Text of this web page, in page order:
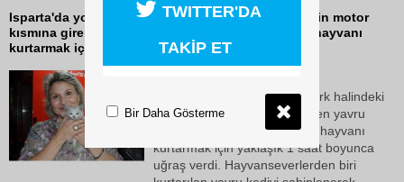
Isparta'da yolda geçerken park halindeki otomobilin motor
kısmına giren yavru kediyi gören hayvanseverler, hayvanı
kurtarmak için yaklaşık 1 saat boyunca...
Isparta'da yolda geçerken park halindeki
otomobilin motor kısmına giren yavru
kediyi gören hayvanseverler, hayvanı
kurtarmak için yaklaşık 1 saat boyunca
uğraş verdi. Hayvanseverlerden biri
TWITTER'DA
TAKİP ET
Bir Daha Gösterme